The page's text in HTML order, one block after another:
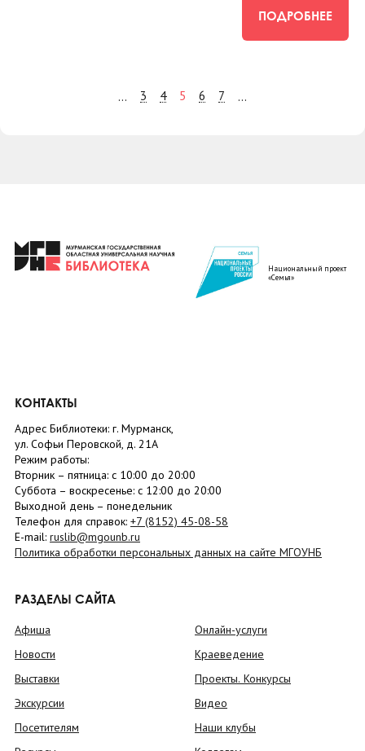
ПОДРОБНЕЕ
... 3 4 5 6 7 ...
Национальный проект
«Семья»
КОНТАКТЫ
Адрес Библиотеки: г. Мурманск,
ул. Софьи Перовской, д. 21А
Режим работы:
Вторник – пятница: с 10:00 до 20:00
Суббота – воскресенье: c 12:00 до 20:00
Выходной день – понедельник
Телефон для справок: +7 (8152) 45-08-58
E-mail: ruslib@mgounb.ru
Политика обработки персональных данных на сайте МГОУНБ
РАЗДЕЛЫ САЙТА
Афиша
Новости
Выставки
Экскурсии
Посетителям
Онлайн-услуги
Краеведение
Проекты. Конкурсы
Видео
Наши клубы